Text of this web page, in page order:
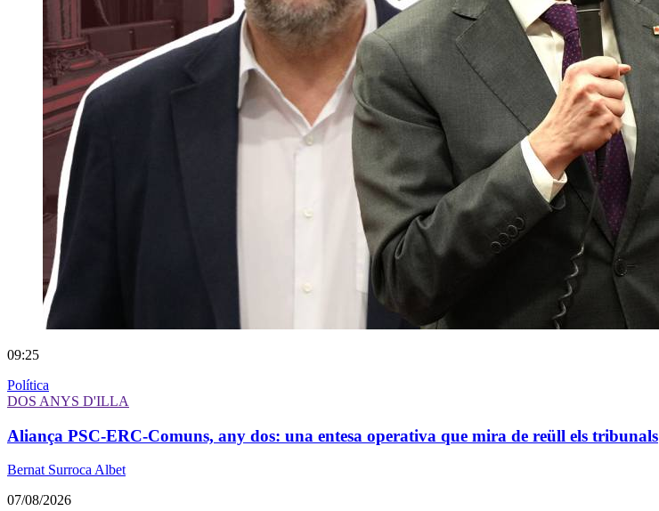
09:25
Política
DOS ANYS D'ILLA
Aliança PSC-ERC-Comuns, any dos: una entesa operativa que mira de reüll els tribunals
Bernat Surroca Albet
07/08/2026